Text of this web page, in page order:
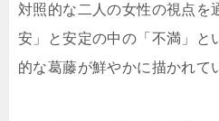
対照的な二人の女性の視点を
安」と安定の中の「不満」と
的な葛藤が鮮やかに描かれて